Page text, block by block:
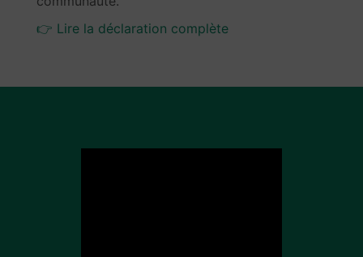
👉 Lire la déclaration complète